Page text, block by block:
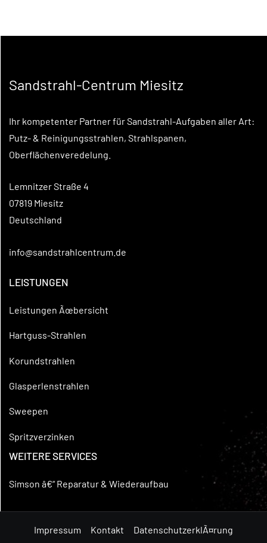
Sandstrahl-Centrum Miesitz
Ihr kompetenter Partner für Sandstrahl-Aufgaben aller Art:
Putz- & Reinigungsstrahlen, Strahlspanen,
Oberflächenveredelung.
Lemnitzer Straße 4
07819 Miesitz
Deutschland
info@sandstrahlcentrum.de
LEISTUNGEN
Leistungen Ãœbersicht
Hartguss-Strahlen
Korundstrahlen
Glasperlenstrahlen
Sweepen
Spritzverzinken
WEITERE SERVICES
Simson â€“ Reparatur & Wiederaufbau
Impressum Kontakt DatenschutzerklÃ¤rung